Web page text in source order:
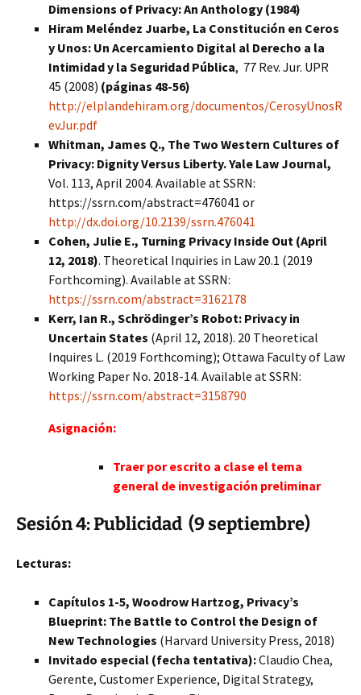
Dimensions of Privacy: An Anthology (1984)
Hiram Meléndez Juarbe, La Constitución en Ceros
y Unos: Un Acercamiento Digital al Derecho a la
Intimidad y la Seguridad Pública, 77 Rev. Jur. UPR
45 (2008) (páginas 48-56)
http://elplandehiram.org/documentos/CerosyUnosR
evJur.pdf
Whitman, James Q., The Two Western Cultures of
Privacy: Dignity Versus Liberty. Yale Law Journal,
Vol. 113, April 2004. Available at SSRN:
https://ssrn.com/abstract=476041 or
http://dx.doi.org/10.2139/ssrn.476041
Cohen, Julie E., Turning Privacy Inside Out (April
12, 2018). Theoretical Inquiries in Law 20.1 (2019
Forthcoming). Available at SSRN:
https://ssrn.com/abstract=3162178
Kerr, Ian R., Schrödinger’s Robot: Privacy in
Uncertain States (April 12, 2018). 20 Theoretical
Inquires L. (2019 Forthcoming); Ottawa Faculty of Law
Working Paper No. 2018-14. Available at SSRN:
https://ssrn.com/abstract=3158790
Asignación:
Traer por escrito a clase el tema
general de investigación preliminar
Sesión 4: Publicidad (9 septiembre)
Lecturas:
Capítulos 1-5, Woodrow Hartzog, Privacy’s
Blueprint: The Battle to Control the Design of
New Technologies (Harvard University Press, 2018)
Invitado especial (fecha tentativa):Claudio Chea,
Gerente, Customer Experience, Digital Strategy,